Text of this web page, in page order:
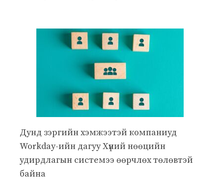
Дунд зэргийн хэмжээтэй компаниуд
Workday-ийн дагуу Хүний нөөцийн
удирдлагын системээ өөрчлөх төлөвтэй
байна